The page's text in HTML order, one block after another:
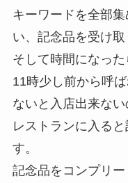
キーワードを全部
い、記念品を受け取
そして時間になった
11時少し前から呼
ないと入店出来ない
レストランに入る
す。
記念品をコンプリ